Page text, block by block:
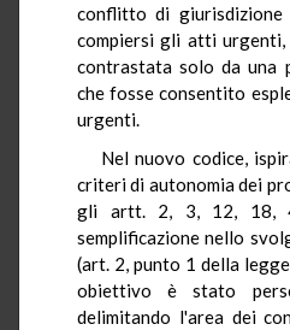
conflitto di giurisdizione
compiersi gli atti
contrastata solo da una
che fosse consentito
urgenti.
Nel nuovo codice,
criteri di autonomia dei
gli artt. 2, 3, 12, 18,
semplificazione nello
(art. 2, punto 1 della
obiettivo è stato
delimitando l'area dei